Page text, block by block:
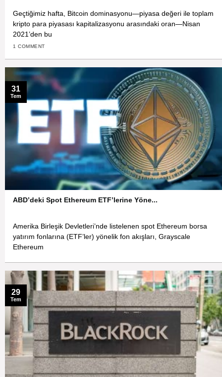
Geçtiğimiz hafta, Bitcoin dominasyonu—piyasa değeri ile toplam
kripto para piyasası kapitalizasyonu arasındaki oran—Nisan
2021’den bu
1 COMMENT
ABD’deki Spot Ethereum ETF’lerine Yöne...
Amerika Birleşik Devletleri’nde listelenen spot Ethereum borsa
yatırım fonlarına (ETF’ler) yönelik fon akışları, Grayscale
Ethereum
31
Tem
29
Tem